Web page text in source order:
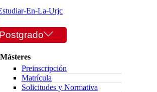
En-La-Urjc
Postgrado
Másteres
Preinscripción
Matrícula
Solicitudes y Normativa